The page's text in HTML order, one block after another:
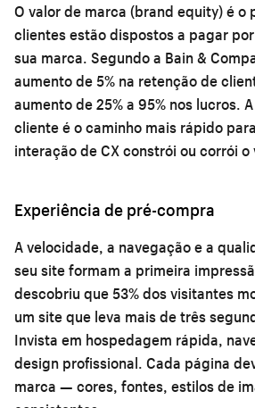
O valor de marca (brand equity) é o
clientes estão dispostos a pagar
sua marca. Segundo a Bain &
aumento de 5% na retenção de
aumento de 25% a 95% nos lucros.
cliente é o caminho mais rápido
interação de CX constrói ou corrói
Experiência de pré-compra
A velocidade, a navegação e a
seu site formam a primeira
descobriu que 53% dos visitantes
um site que leva mais de três
Invista em hospedagem rápida,
design profissional. Cada página
marca — cores, fontes, estilos de